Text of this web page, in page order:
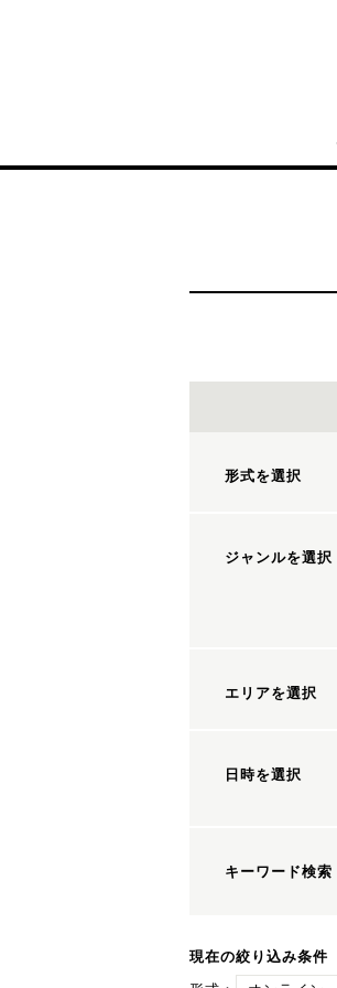
形式を選択
ジャンルを選択
エリアを選択
日時を選択
キーワード検索
現在の絞り込み条件